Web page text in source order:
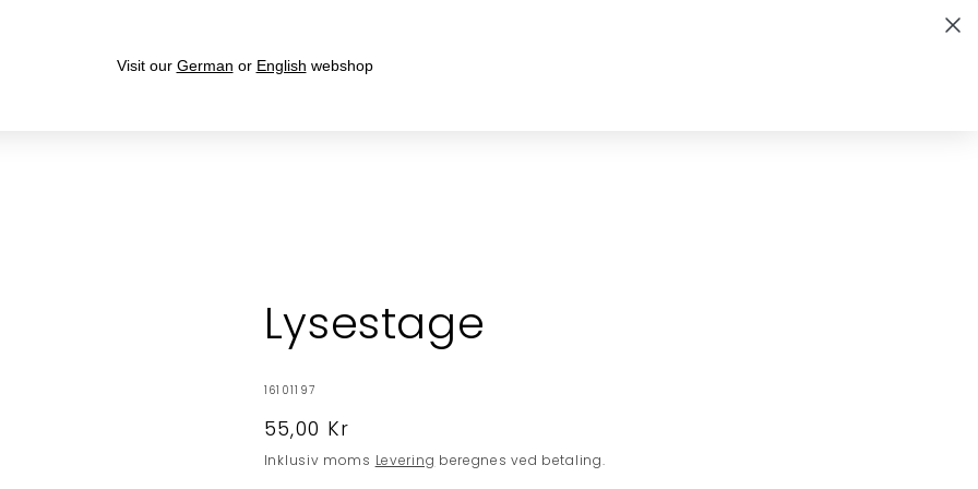
Lysestage
SKU:
16101197
Normalpris
55,00 Kr
Inklusiv moms Levering beregnes ved betaling.
Visit our German or English webshop